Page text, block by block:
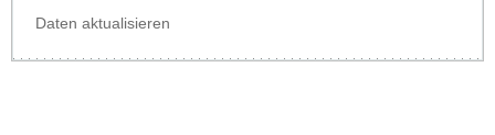
Daten aktualisieren